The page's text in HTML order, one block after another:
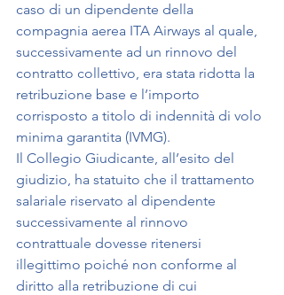
caso di un dipendente della
compagnia aerea ITA Airways al quale,
successivamente ad un rinnovo del
contratto collettivo, era stata ridotta la
retribuzione base e l’importo
corrisposto a titolo di indennità di volo
minima garantita (IVMG).
Il Collegio Giudicante, all’esito del
giudizio, ha statuito che il trattamento
salariale riservato al dipendente
successivamente al rinnovo
contrattuale dovesse ritenersi
illegittimo poiché non conforme al
diritto alla retribuzione di cui